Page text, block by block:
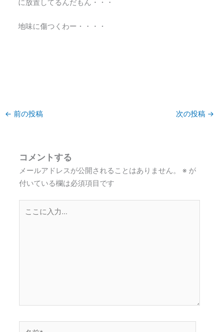
に放置してるんだもん・・・
地味に傷つくわー・・・・
← 前の投稿 次の投稿 →
コメントする
メールアドレスが公開されることはありません。 ※ が
付いている欄は必須項目です